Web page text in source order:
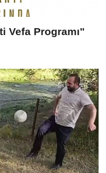
Vefa Programı"